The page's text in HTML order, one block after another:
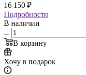
16 150 ₽
Подробности
В наличии
В корзину
Хочу в подарок